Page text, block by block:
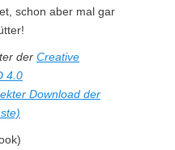
schon aber mal gar
der Creative
4.0
Download der